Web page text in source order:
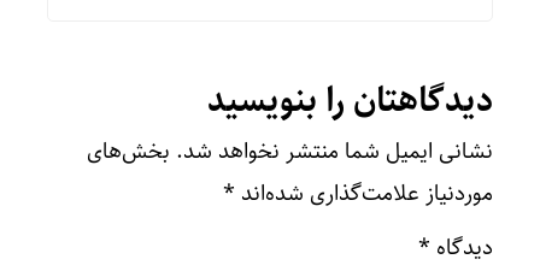
دیدگاهتان را بنویسید
نشانی ایمیل شما منتشر نخواهد شد. بخش‌های
موردنیاز علامت‌گذاری شده‌اند *
دیدگاه *